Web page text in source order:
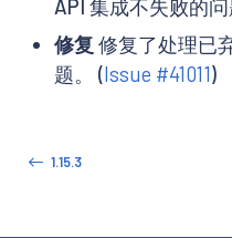
API 集成不失败的问
修复 修复了处理已
题。 (Issue #41011)
1.15.3